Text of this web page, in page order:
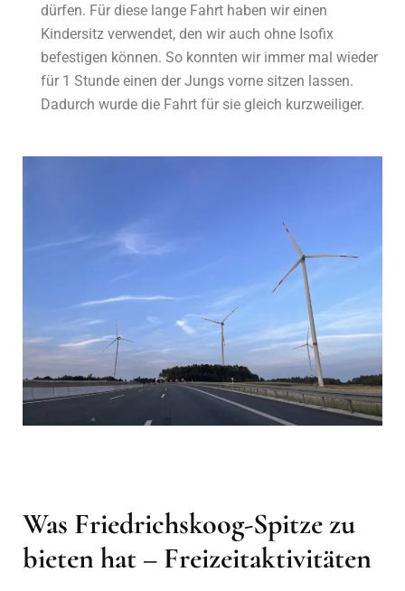
dürfen. Für diese lange Fahrt haben wir einen
Kindersitz verwendet, den wir auch ohne Isofix
befestigen können. So konnten wir immer mal wieder
für 1 Stunde einen der Jungs vorne sitzen lassen.
Dadurch wurde die Fahrt für sie gleich kurzweiliger.
Was Friedrichskoog-Spitze zu
bieten hat – Freizeitaktivitäten